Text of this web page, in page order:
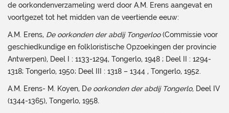
de oorkondenverzameling werd door A.M. Erens aangevat en
voortgezet tot het midden van de veertiende eeuw:
A.M. Erens, De oorkonden der abdij Tongerloo(Commissie voor
geschiedkundige en folkloristische Opzoekingen der provincie
Antwerpen), Deel I : 1133-1294, Tongerlo, 1948 ; Deel II : 1294-
1318; Tongerlo, 1950; Deel III : 1318 – 1344 , Tongerlo, 1952.
A.M. Erens- M. Koyen, De oorkonden der abdij Tongerlo, Deel IV
(1344-1365), Tongerlo, 1958.